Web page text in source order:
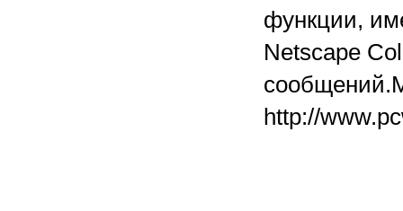
функции,
Netscape
http://